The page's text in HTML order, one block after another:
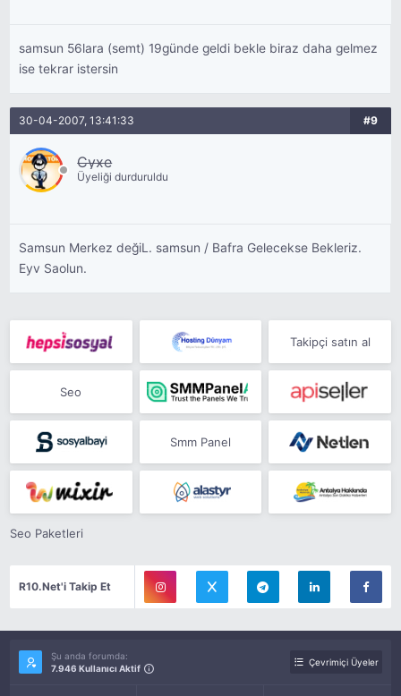
samsun 56lara (semt) 19günde geldi bekle biraz daha gelmez
ise tekrar istersin
30-04-2007, 13:41:33 #9
Cyxe
Üyeliği durduruldu
Samsun Merkez değiL. samsun / Bafra Gelecekse Bekleriz.
Eyv Saolun.
Takipçi satın al
Seo
Smm Panel
Seo Paketleri
R10.Net'i Takip Et
Şu anda forumda:
7.946 Kullanıcı Aktif
Çevrimiçi Üyeler